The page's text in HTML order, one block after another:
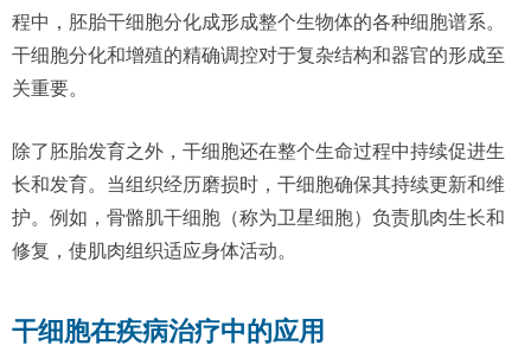
程中，胚胎干细胞分化成形成整个生物体的各种细胞谱系。
干细胞分化和增殖的精确调控对于复杂结构和器官的形成至
关重要。
除了胚胎发育之外，干细胞还在整个生命过程中持续促进生
长和发育。当组织经历磨损时，干细胞确保其持续更新和维
护。例如，骨骼肌干细胞（称为卫星细胞）负责肌肉生长和
修复，使肌肉组织适应身体活动。
干细胞在疾病治疗中的应用